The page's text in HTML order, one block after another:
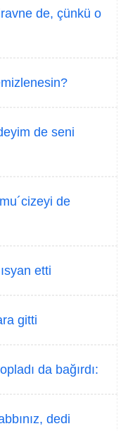
de, çünkü o
de seni
de
etti
gitti
da bağırdı:
dedi